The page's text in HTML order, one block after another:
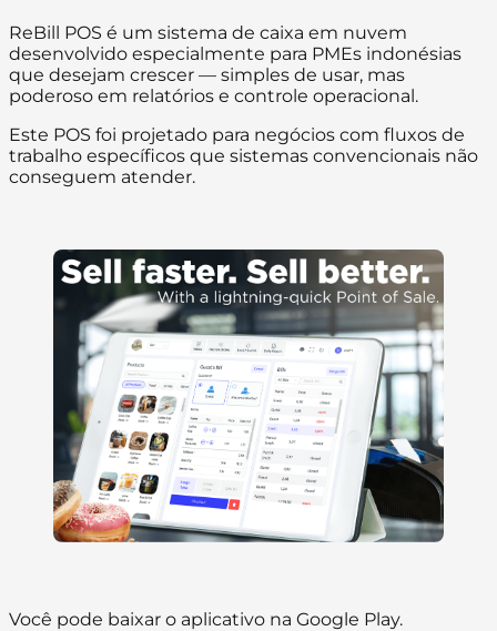
ReBill POS é um sistema de caixa em nuvem
desenvolvido especialmente para PMEs indonésias
que desejam crescer — simples de usar, mas
poderoso em relatórios e controle operacional.
Este POS foi projetado para negócios com fluxos de
trabalho específicos que sistemas convencionais não
conseguem atender.
Você pode baixar o aplicativo na Google Play.